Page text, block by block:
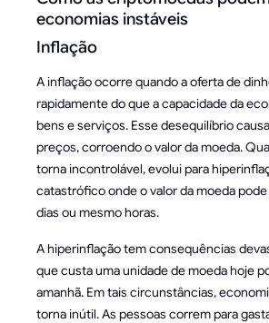
economias instáveis
Inflação
A inflação ocorre quando a oferta de
rapidamente do que a capacidade da
bens e serviços. Esse desequilíbrio
preços, corroendo o valor da moeda.
torna incontrolável, evolui para
catastrófico onde o valor da moeda
dias ou mesmo horas.
A hiperinflação tem consequências
que custa uma unidade de moeda hoje
amanhã. Em tais circunstâncias,
torna inútil. As pessoas correm para